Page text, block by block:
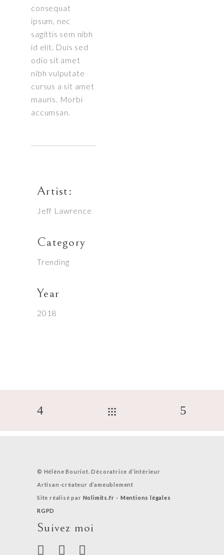
consequat
ipsum, nec
sagittis sem nibh
id elit. Duis sed
odio sit amet
nibh vulputate
cursus a sit amet
mauris. Morbi
accumsan.
Artist:
Jeff Lawrence
Category
Trending
Year
2018
© Hélène Bouriot. Décoratrice d’intérieur
Artisan-créateur d’ameublement
Site réalisé par Nolimits.fr – Mentions légales
RGPD
Suivez moi